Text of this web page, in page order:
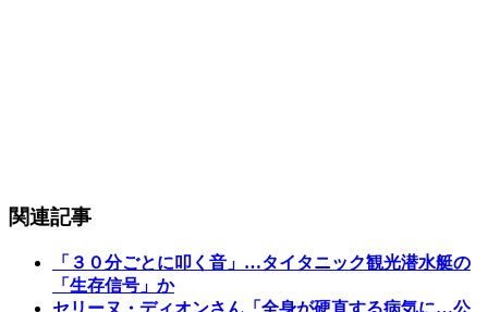
関連記事
「３０分ごとに叩く音」…タイタニック観光潜水艇の
「生存信号」か
セリーヌ・ディオンさん「全身が硬直する病気に…公